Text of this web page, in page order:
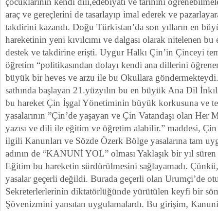
araç ve gereçlerini de tasarlayıp imal ederek ve
takdirini kazandı. Doğu Türkistan’da son yılların en
hareketinin yeni kıvılcımı ve dalgası olarak nitelenen
destek ve takdirine erişti. Uygur Halkı Çin’in Çinceyi
öğretim “politikasından dolayı kendi ana dillerini
büyük bir heves ve arzu ile bu Okullara
sathında başlayan 21.yüzyılın bu en büyük Ana Dil
bu hareket Çin İşgal Yönetiminin büyük korkusuna ve
yasalarının ”Çin’de yaşayan ve Çin Vatandaşı olan
yazısı ve dili ile eğitim ve öğretim alabilir.” maddesi, Çin
ilgili Kanunları ve Sözde Özerk Bölge yasalarına tam
adının de “KANUNİ YOL” olması Yaklaşık bir yıl
Eğitim bu hareketin sürdürülmesini sağlayamadı.
yasalar geçerli değildi. Burada geçerli olan Urumçi’de
Sekreterlerlerinin diktatörlüğünde yürütülen keyfi bir
Şövenizmini yansıtan uygulamalardı. Bu girişim,